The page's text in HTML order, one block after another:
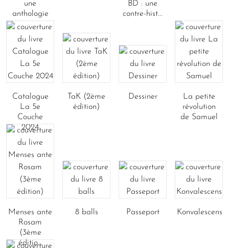
une
anthologie
BD : une
contre-hist...
Catalogue
La 5e
Couche
2024
TaK (2ème
édition)
Dessiner
La petite
révolution
de Samuel
Menses ante
Rosam
(3ème
éditio...
8 balls Passeport Konvalescens